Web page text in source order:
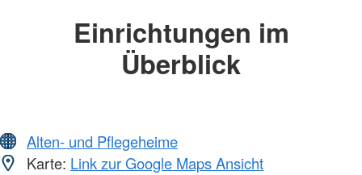
Einrichtungen im
Überblick
Alten- und Pflegeheime
Karte: Link zur Google Maps Ansicht